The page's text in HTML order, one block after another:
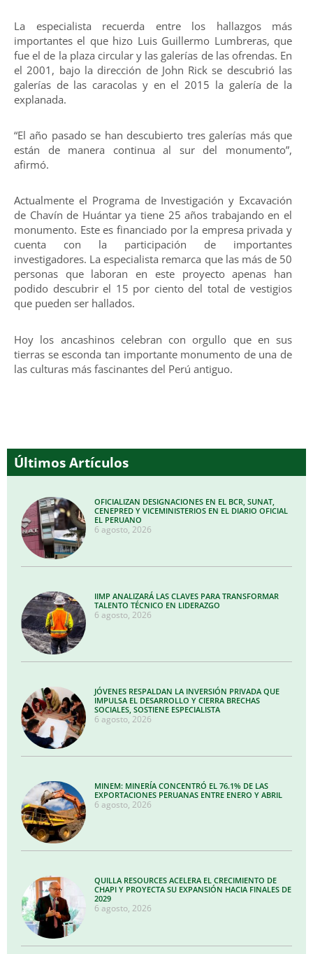
La especialista recuerda entre los hallazgos más
importantes el que hizo Luis Guillermo Lumbreras, que
fue el de la plaza circular y las galerías de las ofrendas. En
el 2001, bajo la dirección de John Rick se descubrió las
galerías de las caracolas y en el 2015 la galería de la
explanada.
“El año pasado se han descubierto tres galerías más que
están de manera continua al sur del monumento”,
afirmó.
Actualmente el Programa de Investigación y Excavación
de Chavín de Huántar ya tiene 25 años trabajando en el
monumento. Este es financiado por la empresa privada y
cuenta con la participación de importantes
investigadores. La especialista remarca que las más de 50
personas que laboran en este proyecto apenas han
podido descubrir el 15 por ciento del total de vestigios
que pueden ser hallados.
Hoy los ancashinos celebran con orgullo que en sus
tierras se esconda tan importante monumento de una de
las culturas más fascinantes del Perú antiguo.
Últimos Artículos
OFICIALIZAN DESIGNACIONES EN EL BCR, SUNAT,
CENEPRED Y VICEMINISTERIOS EN EL DIARIO OFICIAL
EL PERUANO
6 agosto, 2026
IIMP ANALIZARÁ LAS CLAVES PARA TRANSFORMAR
TALENTO TÉCNICO EN LIDERAZGO
6 agosto, 2026
JÓVENES RESPALDAN LA INVERSIÓN PRIVADA QUE
IMPULSA EL DESARROLLO Y CIERRA BRECHAS
SOCIALES, SOSTIENE ESPECIALISTA
6 agosto, 2026
MINEM: MINERÍA CONCENTRÓ EL 76.1% DE LAS
EXPORTACIONES PERUANAS ENTRE ENERO Y ABRIL
6 agosto, 2026
QUILLA RESOURCES ACELERA EL CRECIMIENTO DE
CHAPI Y PROYECTA SU EXPANSIÓN HACIA FINALES DE
2029
6 agosto, 2026